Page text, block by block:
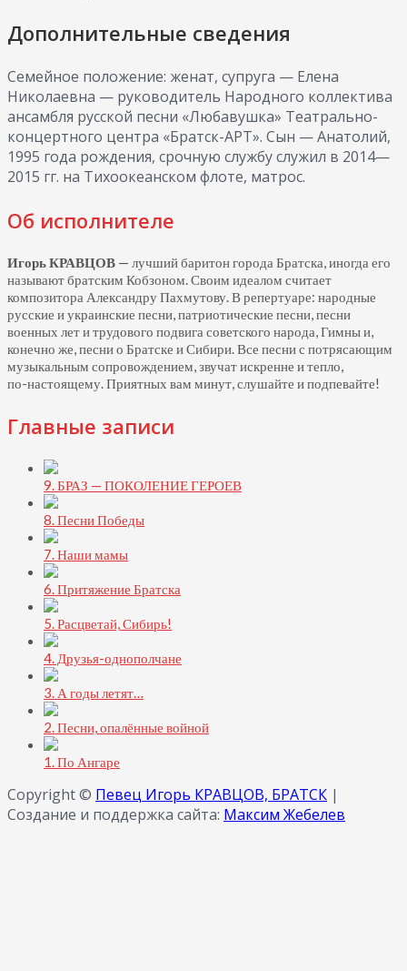
Дополнительные сведения
Семейное положение: женат, супруга — Елена
Николаевна — руководитель Народного коллектива
ансамбля русской песни «Любавушка» Театрально-
концертного центра «Братск-АРТ». Сын — Анатолий,
1995 года рождения, срочную службу служил в 2014—
2015 гг. на Тихоокеанском флоте, матрос.
Об исполнителе
Игорь КРАВЦОВ — лучший баритон города Братска, иногда его
называют братским Кобзоном. Своим идеалом считает
композитора Александру Пахмутову. В репертуаре: народные
русские и украинские песни, патриотические песни, песни
военных лет и трудового подвига советского народа, Гимны и,
конечно же, песни о Братске и Сибири. Все песни с потрясающим
музыкальным сопровождением, звучат искренне и тепло,
по-настоящему.Приятных вам минут, слушайте и подпевайте!
Главные записи
9. БРАЗ — ПОКОЛЕНИЕ ГЕРОЕВ
8. Песни Победы
7. Наши мамы
6. Притяжение Братска
5. Расцветай, Сибирь!
4. Друзья-однополчане
3. А годы летят…
2. Песни, опалённые войной
1. По Ангаре
Copyright © Певец Игорь КРАВЦОВ, БРАТСК |
Создание и поддержка сайта: Максим Жебелев